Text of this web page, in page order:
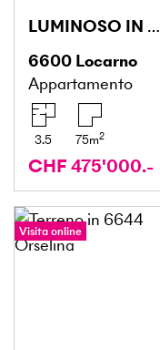
LUMINOSO IN ZONA CENTRALE
6600 Locarno
Appartamento
3.5 75m2
CHF 475'000.-
Visita online